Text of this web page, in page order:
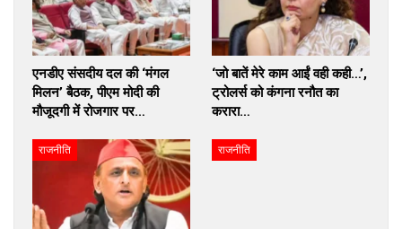
एनडीए संसदीय दल की ‘मंगल
मिलन’ बैठक, पीएम मोदी की
मौजूदगी में रोजगार पर…
‘जो बातें मेरे काम आईं वही कही…’,
ट्रोलर्स को कंगना रनौत का
करारा…
राजनीति राजनीति